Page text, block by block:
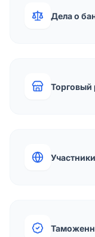
Дела о
Торговый